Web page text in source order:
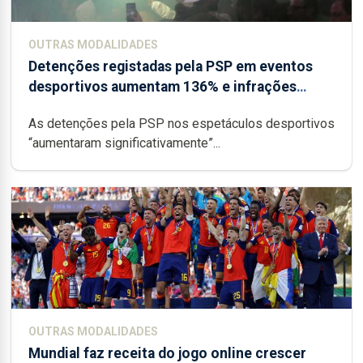
OUTRAS MODALIDADES
Detenções registadas pela PSP em eventos
desportivos aumentam 136% e infrações
As detenções pela PSP nos espetáculos desportivos
“aumentaram significativamente”...
OUTRAS MODALIDADES
Mundial faz receita do jogo online crescer